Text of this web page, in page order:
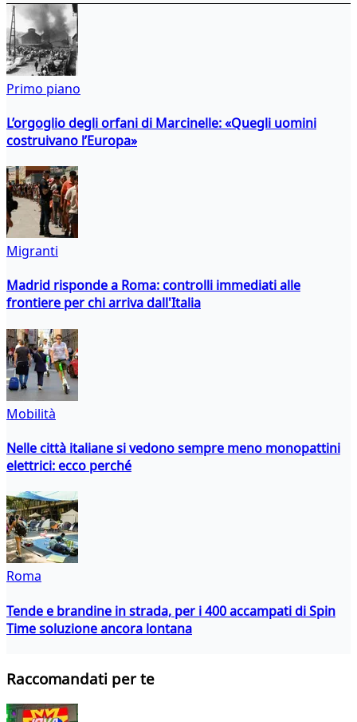
Primo piano
L’orgoglio degli orfani di Marcinelle: «Quegli uomini
costruivano l’Europa»
Migranti
Madrid risponde a Roma: controlli immediati alle
frontiere per chi arriva dall'Italia
Mobilità
Nelle città italiane si vedono sempre meno monopattini
elettrici: ecco perché
Roma
Tende e brandine in strada, per i 400 accampati di Spin
Time soluzione ancora lontana
Raccomandati per te